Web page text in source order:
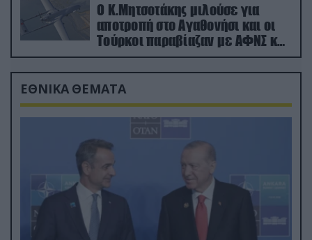
Ο Κ.Μητσοτάκης μιλούσε για
αποτροπή στο Αγαθονήσι και οι
Τούρκοι παραβίαζαν με ΑΦΝΣ και
drone
ΕΘΝΙΚΑ ΘΕΜΑΤΑ